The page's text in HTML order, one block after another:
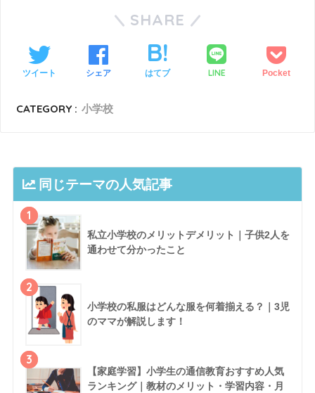
SHARE
ツイート シェア はてブ LINE Pocket
CATEGORY : 小学校
同じテーマの人気記事
1
私立小学校のメリットデメリット｜子供2人を
通わせて分かったこと
2
小学校の私服はどんな服を何着揃える？｜3児
のママが解説します！
3
【家庭学習】小学生の通信教育おすすめ人気
ランキング｜教材のメリット・学習内容・月